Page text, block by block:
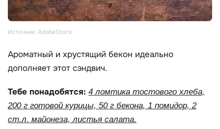
Источник: AdobeStock
Ароматный и хрустящий бекон идеально
дополняет этот сэндвич.
Тебе понадобятся: 4 ломтика тостового хлеба,
200 г готовой курицы, 50 г бекона, 1 помидор, 2
ст.л. майонеза, листья салата.